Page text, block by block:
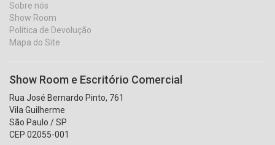
Sobre nós
Show Room
Política de Devolução
Mapa do Site
Show Room e Escritório Comercial
Rua José Bernardo Pinto, 761
Vila Guilherme
São Paulo / SP
CEP 02055-001